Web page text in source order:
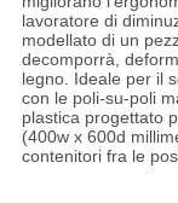
lavoratore di
modellato di un
decomporrà,
legno. Ideale per il
con le poli-su-poli
plastica progettato
(400w x 600d
contenitori fra le